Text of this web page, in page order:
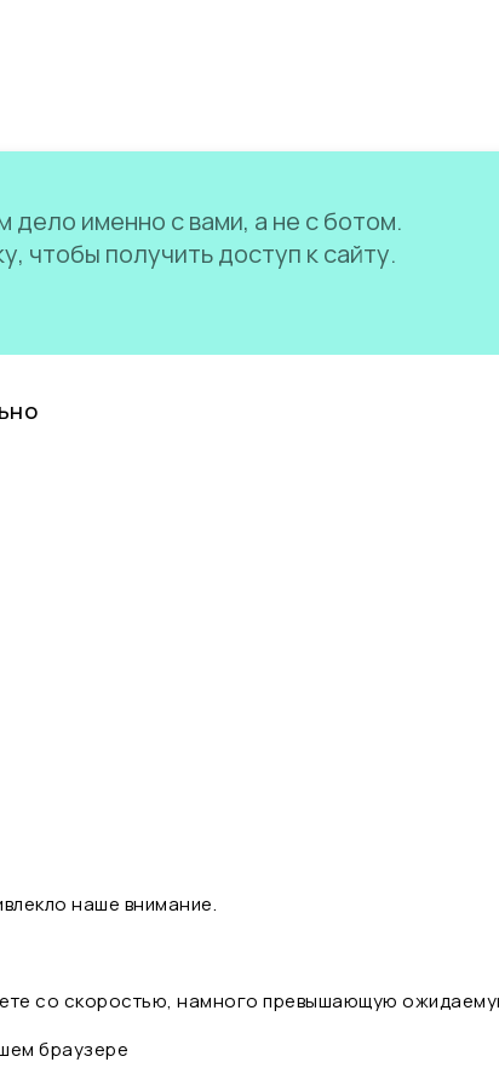
именно с вами, а не с ботом.
чтобы получить доступ к сайту.
наше внимание.
со скоростью, намного превышающую
браузере